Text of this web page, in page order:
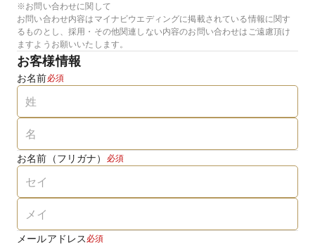
※お問い合わせに関して
お問い合わせ内容はマイナビウエディングに掲載されている情報に関す
るものとし、採用・その他関連しない内容のお問い合わせはご遠慮頂け
ますようお願いいたします。
お客様情報
お名前必須
お名前（フリガナ） 必須
メールアドレス 必須